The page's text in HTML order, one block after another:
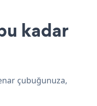
kadar
çubuğunuza,